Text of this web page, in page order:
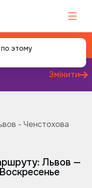
Змінити
- Ченстохова
этому
Львов —